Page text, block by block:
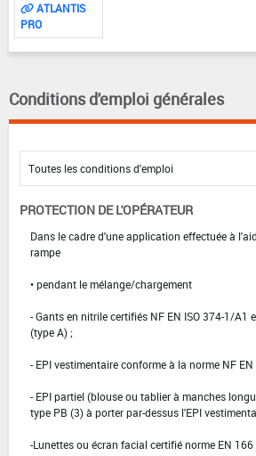
ATLANTIS
PRO
Conditions d'emploi générales
PROTECTION DE L'OPÉRATEUR
Dans le cadre d'une application effectuée à
rampe
• pendant le mélange/chargement
- Gants en nitrile certifiés NF EN ISO 374-1/A1
(type A) ;
- EPI vestimentaire conforme à la norme NF
- EPI partiel (blouse ou tablier à manches
type PB (3) à porter par-dessus l'EPI
-Lunettes ou écran facial certifié norme EN 166